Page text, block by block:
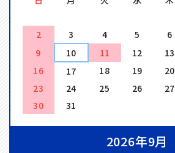
2
3 4 5 6
9
10 11 12 13
16
17 18 19 20
23
24 25 26 27
30
31
2026年9月